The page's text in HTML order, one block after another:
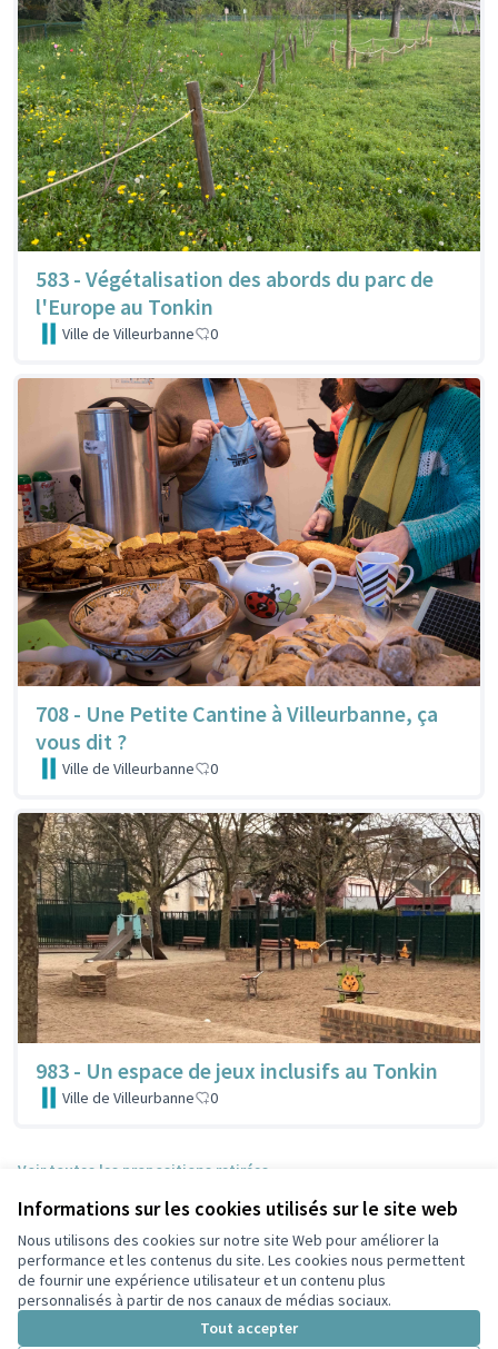
Informations sur les cookies utilisés sur le site web
Nous utilisons des cookies sur notre site Web pour améliorer la
performance et les contenus du site. Les cookies nous permettent
de fournir une expérience utilisateur et un contenu plus
personnalisés à partir de nos canaux de médias sociaux.
Tout accepter
583 - Végétalisation des abords du parc de
l'Europe au Tonkin
Ville de Villeurbanne 0
708 - Une Petite Cantine à Villeurbanne, ça
vous dit ?
Ville de Villeurbanne 0
983 - Un espace de jeux inclusifs au Tonkin
Ville de Villeurbanne 0
Voir toutes les propositions retirées
Conditions d'utilisation
Paramètres des cookies
Participez Villeurbanne sur X
(Lien externe)
Participez Villeurbanne sur Facebook
Participez Villeurbanne sur Instagram
Participez Villeurbanne sur YouTube
(Lien externe)